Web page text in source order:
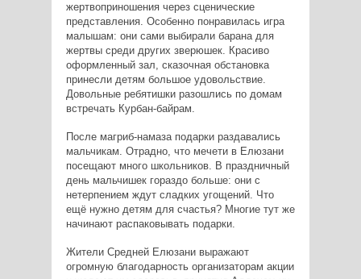
жертвоприношения через сценические
представления. Особенно понравилась игра
малышам: они сами выбирали барана для
жертвы среди других зверюшек. Красиво
оформленный зал, сказочная обстановка
принесли детям большое удовольствие.
Довольные ребятишки разошлись по домам
встречать Курбан-байрам.
После магриб-намаза подарки раздавались
мальчикам. Отрадно, что мечети в Елюзани
посещают много школьников. В праздничный
день мальчишек гораздо больше: они с
нетерпением ждут сладких угощений. Что
ещё нужно детям для счастья? Многие тут же
начинают распаковывать подарки.
Жители Средней Елюзани выражают
огромную благодарность организаторам акции